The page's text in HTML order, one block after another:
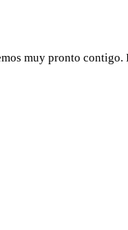
muy pronto